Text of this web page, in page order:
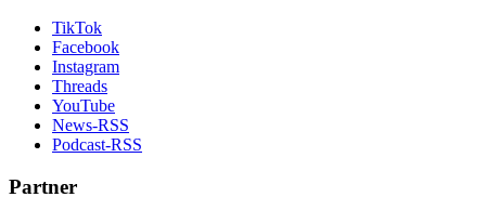
TikTok
Facebook
Instagram
Threads
YouTube
News-RSS
Podcast-RSS
Partner